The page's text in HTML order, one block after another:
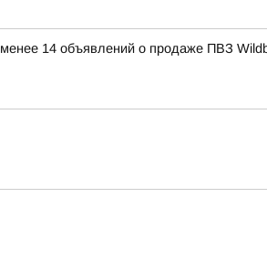
14 объявлений о продаже ПВЗ